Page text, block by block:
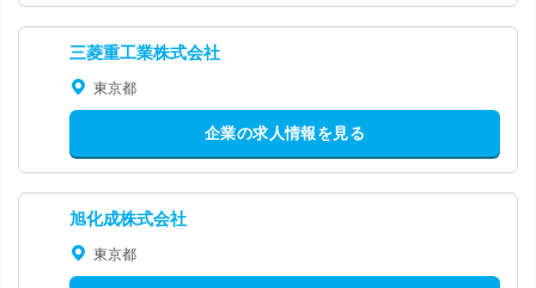
三菱重工業株式会社
東京都
企業の求人情報を見る
旭化成株式会社
東京都